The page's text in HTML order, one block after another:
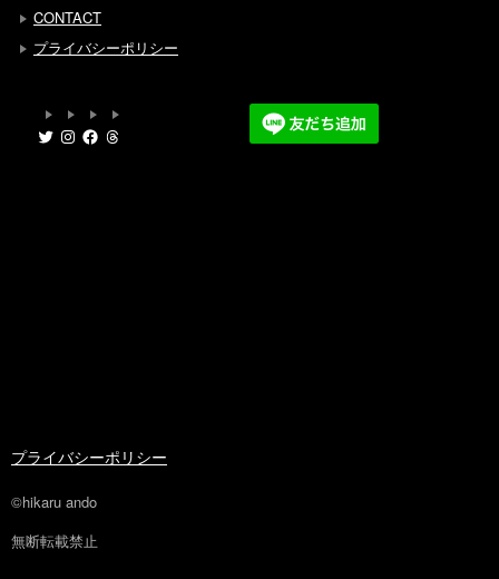
CONTACT
プライバシーポリシー
TwitterInstagram
Facebook
Threads
プライバシーポリシー
©hikaru ando
無断転載禁止